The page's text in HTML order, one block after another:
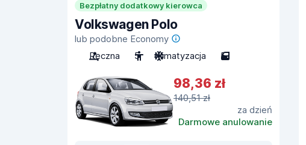
Bezpłatny dodatkowy kierowca
Volkswagen Polo
lub podobne Economy
Ręczna
5 Klimatyzacja 5
98,36 zł
140,51 zł
za dzień
Darmowe anulowanie